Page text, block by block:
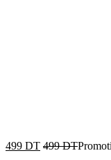
499 DT 499DT